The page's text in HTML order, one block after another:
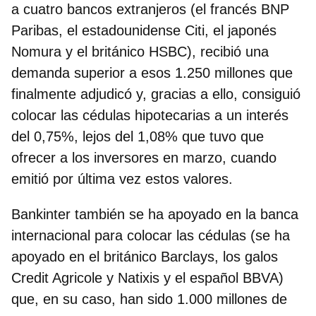
a cuatro bancos extranjeros (el francés BNP
Paribas, el estadounidense Citi, el japonés
Nomura y el británico HSBC), recibió una
demanda superior a esos 1.250 millones que
finalmente adjudicó y, gracias a ello, consiguió
colocar las cédulas hipotecarias a un interés
del 0,75%, lejos del 1,08% que tuvo que
ofrecer a los inversores en marzo, cuando
emitió por última vez estos valores.
Bankinter también se ha apoyado en la banca
internacional para colocar las cédulas (se ha
apoyado en el británico Barclays, los galos
Credit Agricole y Natixis y el español BBVA)
que, en su caso, han sido 1.000 millones de